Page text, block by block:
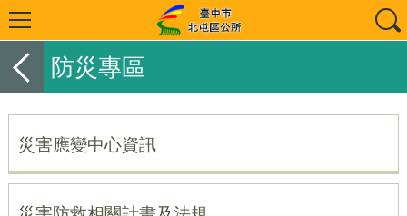
防災專區
災害應變中心資訊